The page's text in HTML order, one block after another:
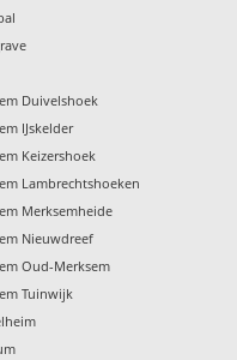
Duivelshoek
IJskelder
Keizershoek
Lambrechtshoeken
Merksemheide
Nieuwdreef
Oud-Merksem
Tuinwijk